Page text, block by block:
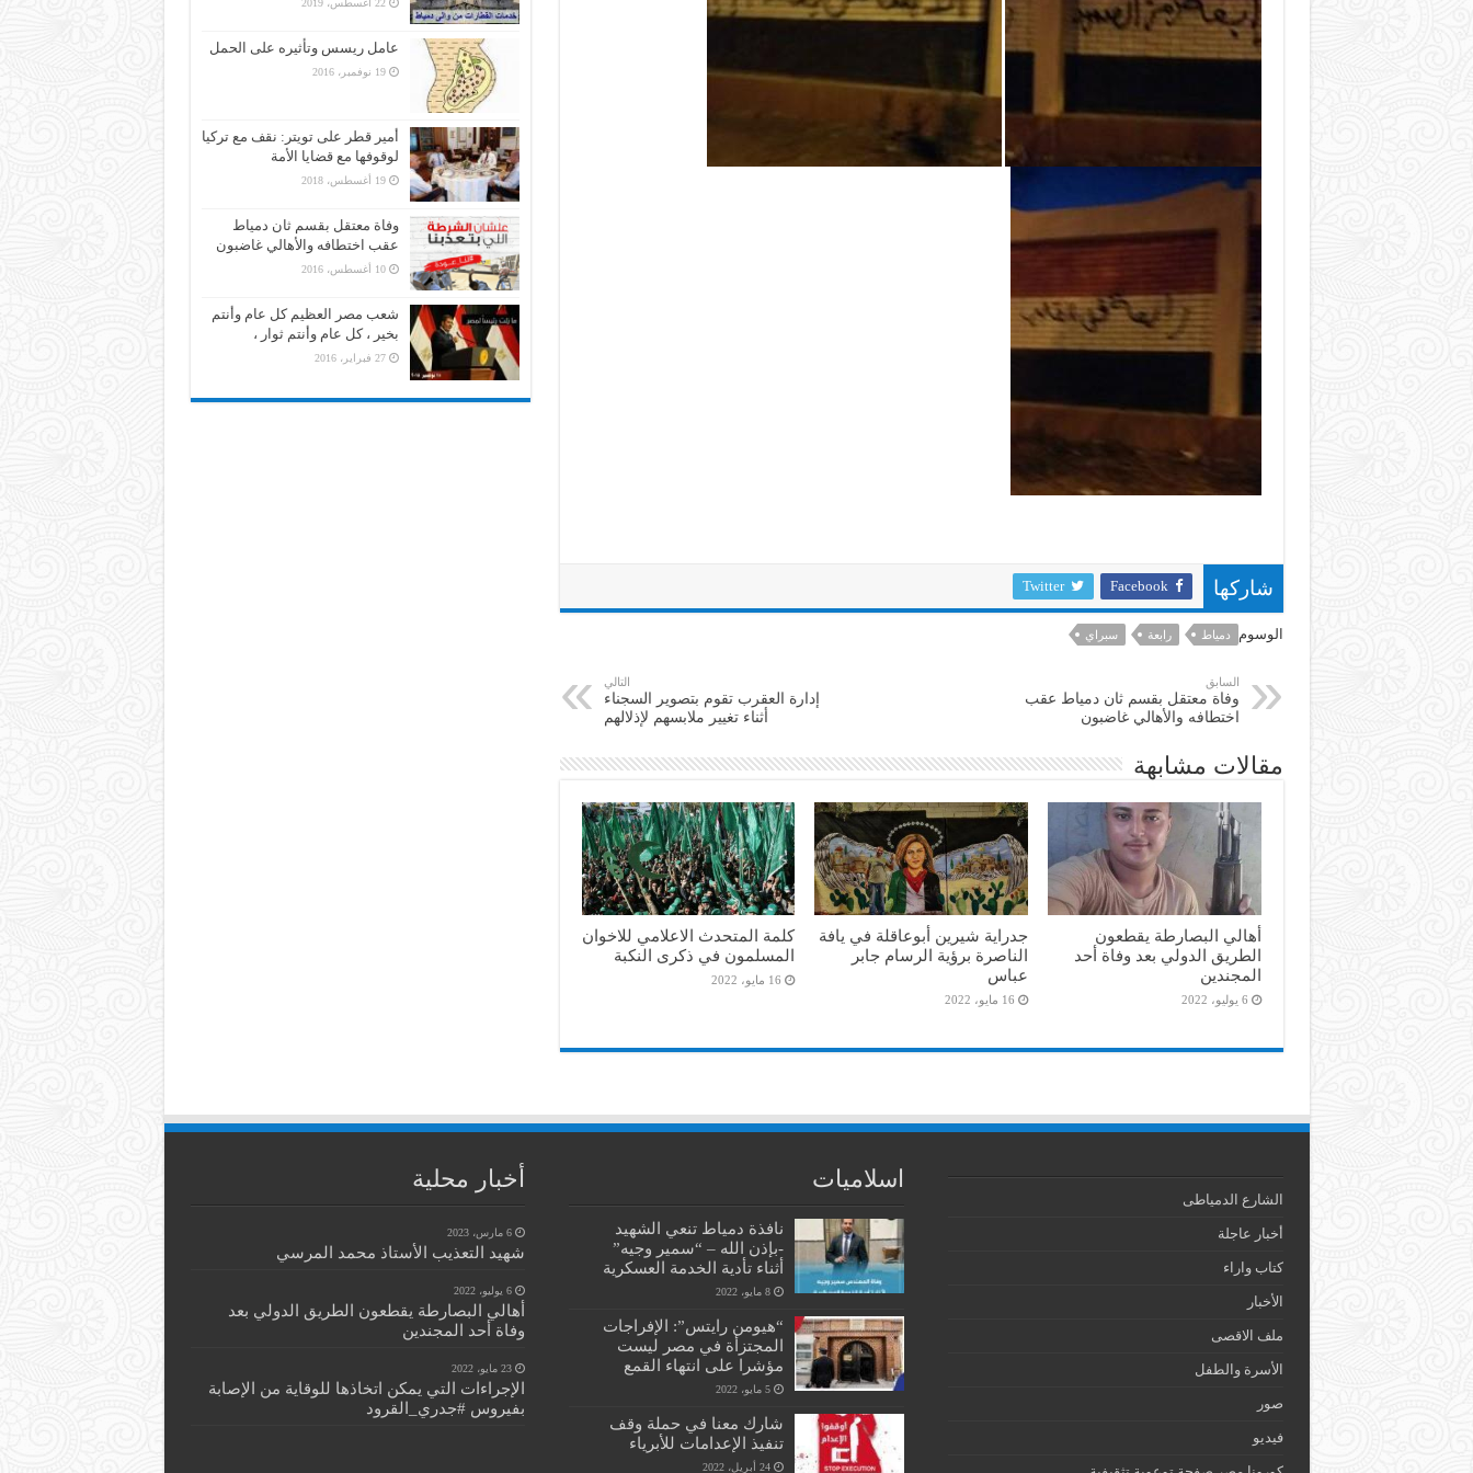
شاركها Facebook
Twitter
الوسوم دمياط رابعة سبراي
السابق
وفاة معتقل بقسم ثان دمياط عقب
اختطافه والأهالي غاضبون
التالي
إدارة العقرب تقوم بتصوير السجناء
أثناء تغيير ملابسهم لإذلالهم
مقالات مشابهة
أهالي البصارطة يقطعون
الطريق الدولي بعد وفاة أحد
المجندين
6 يوليو، 2022
جدراية شيرين أبوعاقلة في يافة
الناصرة برؤية الرسام جابر
عباس
16 مايو، 2022
كلمة المتحدث الاعلامي للاخوان
المسلمون في ذكرى النكبة
16 مايو، 2022
22 أغسطس، 2019
عامل ريسس وتأثيره على الحمل
19 نوفمبر، 2016
أمير قطر على تويتر: نقف مع تركيا
لوقوفها مع قضايا الأمة
19 أغسطس، 2018
وفاة معتقل بقسم ثان دمياط
عقب اختطافه والأهالي غاضبون
10 أغسطس، 2016
شعب مصر العظيم كل عام وأنتم
بخير ، كل عام وأنتم ثوار ،
27 فبراير، 2016
الشارع الدمياطى
أخبار عاجلة
كتاب واراء
الأخبار
ملف الاقصى
الأسرة والطفل
صور
فيديو
اسلاميات
نافذة دمياط تنعي الشهيد
-بإذن الله – “سمير وجيه”
أثناء تأدية الخدمة العسكرية
8 مايو، 2022
“هيومن رايتس”: الإفراجات
المجتزأة في مصر ليست
مؤشرا على انتهاء القمع
5 مايو، 2022
شارك معنا في حملة وقف
تنفيذ الإعدامات للأبرياء
24 أبريل، 2022
أخبار محلية
6 مارس، 2023
شهيد التعذيب الأستاذ محمد المرسي
6 يوليو، 2022
أهالي البصارطة يقطعون الطريق الدولي بعد
وفاة أحد المجندين
23 مايو، 2022
الإجراءات التي يمكن اتخاذها للوقاية من الإصابة
بفيروس #جدري_القرود